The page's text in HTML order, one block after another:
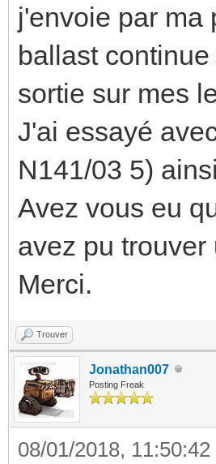
j'envoie par ma
ballast
sortie sur mes
J'ai essayé
N141/03 5)
Avez vous eu
avez pu
Merci.
Trouver
Jonathan007
Posting Freak
08/01/2018, 11:50:42